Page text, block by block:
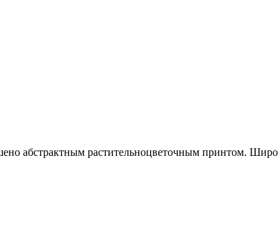
абстрактным растительноцветочным принтом.